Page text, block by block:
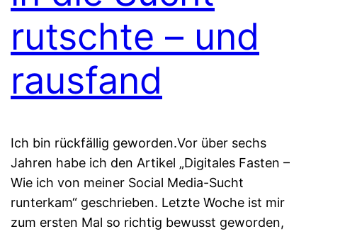
rutschte – und
rausfand
Ich bin rückfällig geworden.Vor über sechs
Jahren habe ich den Artikel „Digitales Fasten –
Wie ich von meiner Social Media-Sucht
runterkam“ geschrieben. Letzte Woche ist mir
zum ersten Mal so richtig bewusst geworden,